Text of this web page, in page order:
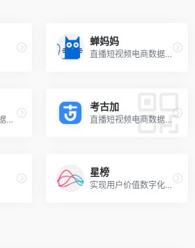
蝉妈妈
直播短视频电商数据分析平台
新榜旗下的B站数据工具，提供包含UP主、素材、活动、推广、品牌等多维度数据，全方位洞察B站生态，助力账号涨粉、视频创作以及商业化变现
考古加
直播短视频电商数据分析平台
星榜
实现用户价值数字化赋能